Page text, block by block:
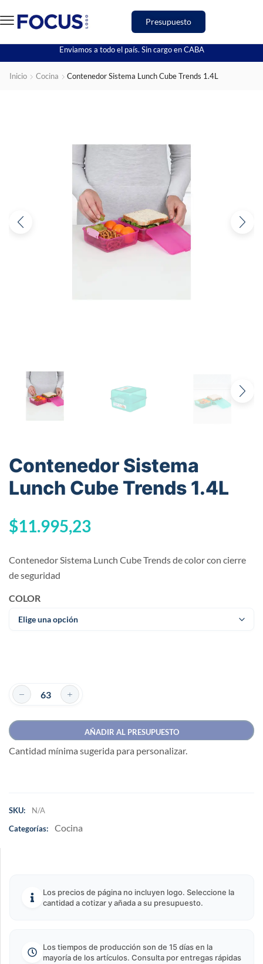
Presupuesto
Enviamos a todo el país. Sin cargo en CABA
Inicio Cocina Contenedor Sistema Lunch Cube Trends 1.4L
Contenedor Sistema
Lunch Cube Trends 1.4L
$11.995,23
Contenedor Sistema Lunch Cube Trends de color con cierre
de seguridad
COLOR
AÑADIR AL PRESUPUESTO
Cantidad mínima sugerida para personalizar.
SKU:
N/A
Categorías:
Cocina
Los precios de página no incluyen logo. Seleccione la
cantidad a cotizar y añada a su presupuesto.
Los tiempos de producción son de 15 días en la
mayoría de los artículos. Consulta por entregas rápidas